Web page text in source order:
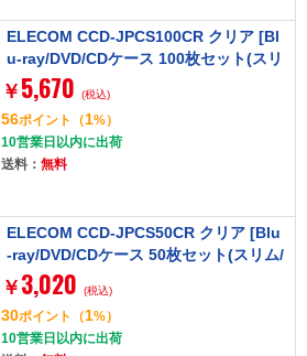
ELECOM CCD-JPCS100CR クリア [Bl
u-ray/DVD/CDケース 100枚セット(スリ
ム/PP/1枚収納)]
￥ 5,670 (税込)
56ポイント （1%）
10営業日以内に出荷
送料： 無料
ELECOM CCD-JPCS50CR クリア [Blu
-ray/DVD/CDケース 50枚セット(スリム/
PP/1枚収納)]
￥ 3,020 (税込)
30ポイント （1%）
10営業日以内に出荷